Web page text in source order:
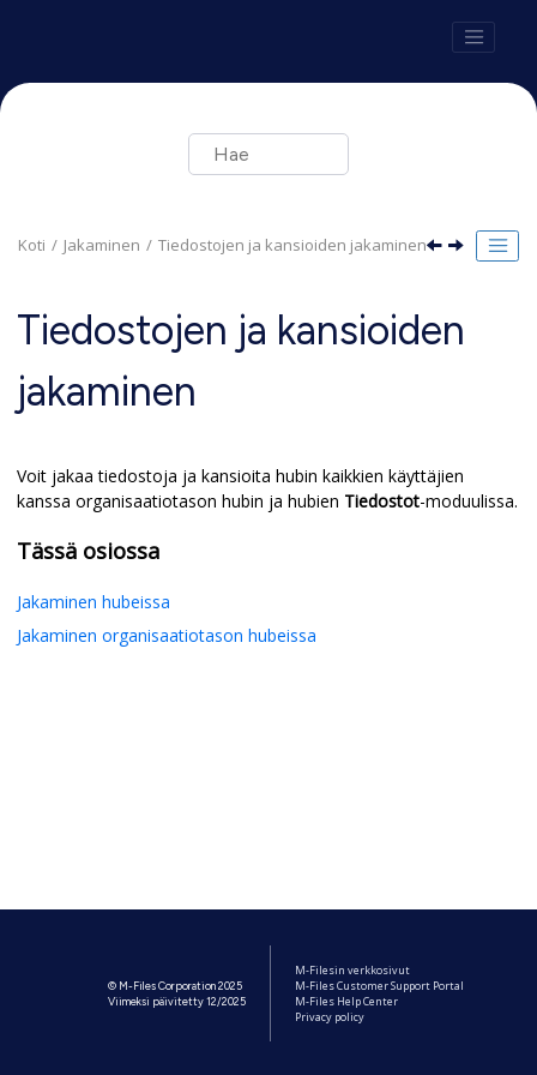
Koti Jakaminen Tiedostojen ja kansioiden jakaminen
Tiedostojen ja kansioiden
jakaminen
Voit jakaa tiedostoja ja kansioita hubin kaikkien käyttäjien
kanssa organisaatiotason hubin ja hubien Tiedostot-moduulissa.
Tässä osiossa
Jakaminen hubeissa
Jakaminen organisaatiotason hubeissa
© M-Files Corporation 2025
Viimeksi päivitetty 12/2025
M-Filesin verkkosivut
M-Files Customer Support Portal
M-Files Help Center
Privacy policy